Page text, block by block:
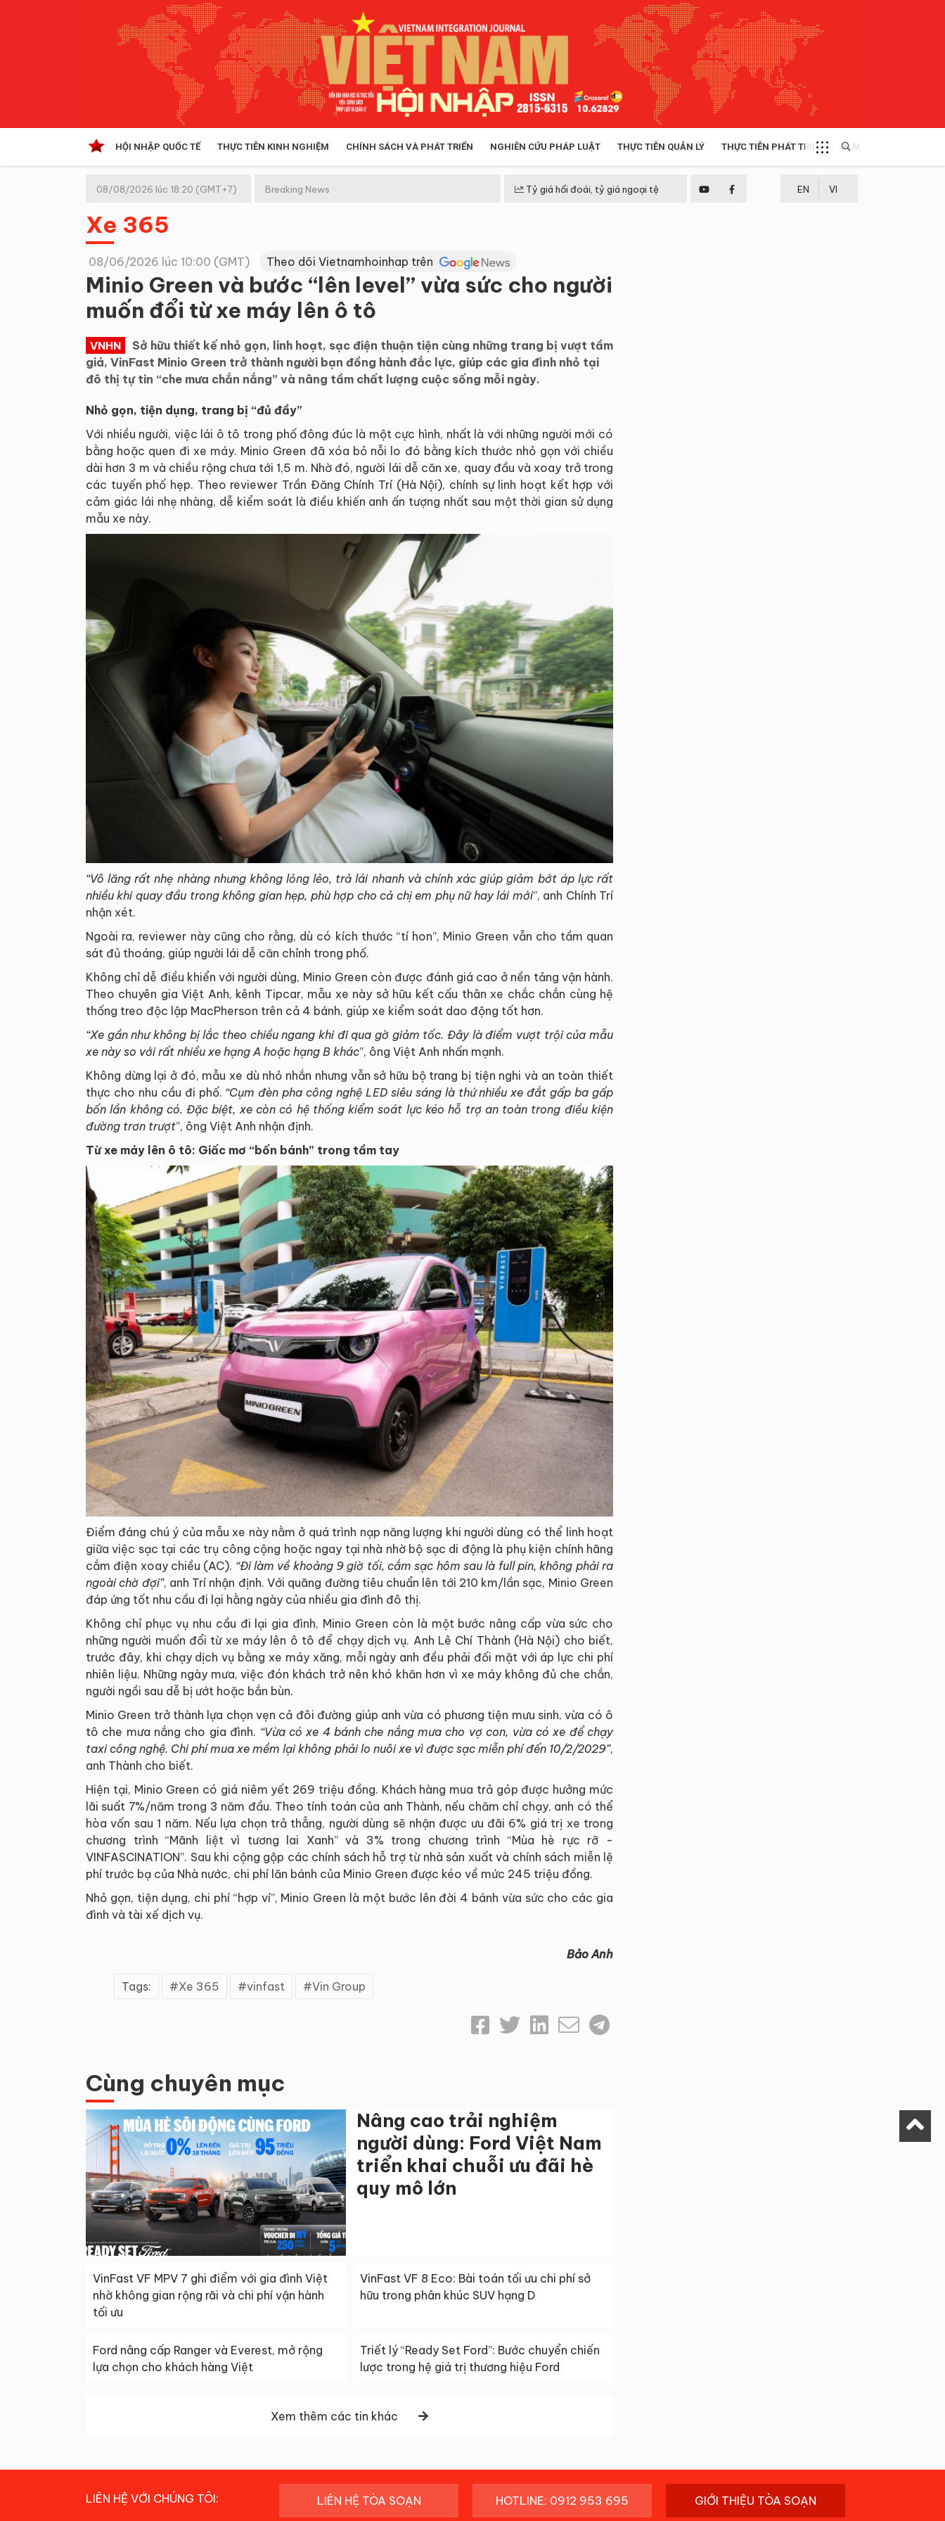
HỘI NHẬP QUỐC TẾ THỰC TIỄN KINH NGHIỆM CHÍNH SÁCH VÀ PHÁT TRIỂN NGHIÊN CỨU PHÁP LUẬT THỰC TIỄN QUẢN LÝ THỰC TIỄN PHÁT TRIỂN MULTIMEDIA
Kinh tế hội nhập
Doanh nghiệp
08/08/2026 lúc 18:20 (GMT+7) Breaking News Tỷ giá hối đoái, tỷ giá ngoại tệ EN VI
Xe 365
08/06/2026 lúc 10:00 (GMT) Theo dõi Vietnamhoinhap trên
Minio Green và bước “lên level” vừa sức cho người
muốn đổi từ xe máy lên ô tô
VNHN
Sở hữu thiết kế nhỏ gọn, linh hoạt, sạc điện thuận tiện cùng những trang bị vượt tầm
giá, VinFast Minio Green trở thành người bạn đồng hành đắc lực, giúp các gia đình nhỏ tại
đô thị tự tin “che mưa chắn nắng” và nâng tầm chất lượng cuộc sống mỗi ngày.
Nhỏ gọn, tiện dụng, trang bị “đủ đầy”
Với nhiều người, việc lái ô tô trong phố đông đúc là một cực hình, nhất là với những người mới có
bằng hoặc quen đi xe máy. Minio Green đã xóa bỏ nỗi lo đó bằng kích thước nhỏ gọn với chiều
dài hơn 3 m và chiều rộng chưa tới 1,5 m. Nhờ đó, người lái dễ căn xe, quay đầu và xoay trở trong
các tuyến phố hẹp. Theo reviewer Trần Đăng Chính Trí (Hà Nội), chính sự linh hoạt kết hợp với
cảm giác lái nhẹ nhàng, dễ kiểm soát là điều khiến anh ấn tượng nhất sau một thời gian sử dụng
mẫu xe này.
“Vô lăng rất nhẹ nhàng nhưng không lỏng lẻo, trả lái nhanh và chính xác giúp giảm bớt áp lực rất
nhiều khi quay đầu trong không gian hẹp, phù hợp cho cả chị em phụ nữ hay lái mới”, anh Chính Trí
nhận xét.
Ngoài ra, reviewer này cũng cho rằng, dù có kích thước “tí hon”, Minio Green vẫn cho tầm quan
sát đủ thoáng, giúp người lái dễ căn chỉnh trong phố.
Không chỉ dễ điều khiển với người dùng, Minio Green còn được đánh giá cao ở nền tảng vận hành.
Theo chuyên gia Việt Anh, kênh Tipcar, mẫu xe này sở hữu kết cấu thân xe chắc chắn cùng hệ
thống treo độc lập MacPherson trên cả 4 bánh, giúp xe kiểm soát dao động tốt hơn.
“Xe gần như không bị lắc theo chiều ngang khi đi qua gờ giảm tốc. Đây là điểm vượt trội của mẫu
xe này so với rất nhiều xe hạng A hoặc hạng B khác”, ông Việt Anh nhấn mạnh.
Không dừng lại ở đó, mẫu xe dù nhỏ nhắn nhưng vẫn sở hữu bộ trang bị tiện nghi và an toàn thiết
thực cho nhu cầu đi phố. “Cụm đèn pha công nghệ LED siêu sáng là thứ nhiều xe đắt gấp ba gấp
bốn lần không có. Đặc biệt, xe còn có hệ thống kiểm soát lực kéo hỗ trợ an toàn trong điều kiện
đường trơn trượt”, ông Việt Anh nhận định.
Từ xe máy lên ô tô: Giấc mơ “bốn bánh” trong tầm tay
Điểm đáng chú ý của mẫu xe này nằm ở quá trình nạp năng lượng khi người dùng có thể linh hoạt
giữa việc sạc tại các trụ công cộng hoặc ngay tại nhà nhờ bộ sạc di động là phụ kiện chính hãng
cắm điện xoay chiều (AC). “Đi làm về khoảng 9 giờ tối, cắm sạc hôm sau là full pin, không phải ra
ngoài chờ đợi”, anh Trí nhận định. Với quãng đường tiêu chuẩn lên tới 210 km/lần sạc, Minio Green
đáp ứng tốt nhu cầu đi lại hằng ngày của nhiều gia đình đô thị.
Không chỉ phục vụ nhu cầu đi lại gia đình, Minio Green còn là một bước nâng cấp vừa sức cho
những người muốn đổi từ xe máy lên ô tô để chạy dịch vụ. Anh Lê Chí Thành (Hà Nội) cho biết,
trước đây, khi chạy dịch vụ bằng xe máy xăng, mỗi ngày anh đều phải đối mặt với áp lực chi phí
nhiên liệu. Những ngày mưa, việc đón khách trở nên khó khăn hơn vì xe máy không đủ che chắn,
người ngồi sau dễ bị ướt hoặc bắn bùn.
Minio Green trở thành lựa chọn vẹn cả đôi đường giúp anh vừa có phương tiện mưu sinh, vừa có ô
tô che mưa nắng cho gia đình. “Vừa có xe 4 bánh che nắng mưa cho vợ con, vừa có xe để chạy
taxi công nghệ. Chi phí mua xe mềm lại không phải lo nuôi xe vì được sạc miễn phí đến 10/2/2029”,
anh Thành cho biết.
Hiện tại, Minio Green có giá niêm yết 269 triệu đồng. Khách hàng mua trả góp được hưởng mức
lãi suất 7%/năm trong 3 năm đầu. Theo tính toán của anh Thành, nếu chăm chỉ chạy, anh có thể
hòa vốn sau 1 năm. Nếu lựa chọn trả thẳng, người dùng sẽ nhận được ưu đãi 6% giá trị xe trong
chương trình “Mãnh liệt vì tương lai Xanh” và 3% trong chương trình “Mùa hè rực rỡ -
VINFASCINATION”. Sau khi cộng gộp các chính sách hỗ trợ từ nhà sản xuất và chính sách miễn lệ
phí trước bạ của Nhà nước, chi phí lăn bánh của Minio Green được kéo về mức 245 triệu đồng.
Nhỏ gọn, tiện dụng, chi phí “hợp ví”, Minio Green là một bước lên đời 4 bánh vừa sức cho các gia
đình và tài xế dịch vụ.
Bảo Anh
Tags: Xe 365 vinfast Vin Group
Cùng chuyên mục
Nâng cao trải nghiệm
người dùng: Ford Việt Nam
triển khai chuỗi ưu đãi hè
quy mô lớn
VinFast VF MPV 7 ghi điểm với gia đình Việt
nhờ không gian rộng rãi và chi phí vận hành
tối ưu
VinFast VF 8 Eco: Bài toán tối ưu chi phí sở
hữu trong phân khúc SUV hạng D
Ford nâng cấp Ranger và Everest, mở rộng
lựa chọn cho khách hàng Việt
Triết lý “Ready Set Ford”: Bước chuyển chiến
lược trong hệ giá trị thương hiệu Ford
Xem thêm các tin khác
LIÊN HỆ VỚI CHÚNG TÔI: LIÊN HỆ TÒA SOẠN HOTLINE: 0912 953 695 GIỚI THIỆU TÒA SOẠN